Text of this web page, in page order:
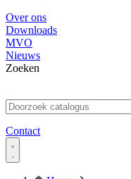
Over ons
Downloads
MVO
Nieuws
Zoeken
Contact